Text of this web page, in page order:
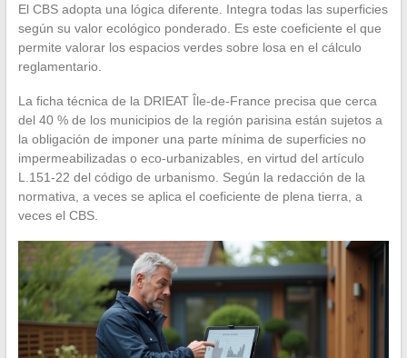
El CBS adopta una lógica diferente. Integra todas las superficies
según su valor ecológico ponderado. Es este coeficiente el que
permite valorar los espacios verdes sobre losa en el cálculo
reglamentario.
La ficha técnica de la DRIEAT Île-de-France precisa que cerca
del 40 % de los municipios de la región parisina están sujetos a
la obligación de imponer una parte mínima de superficies no
impermeabilizadas o eco-urbanizables, en virtud del artículo
L.151-22 del código de urbanismo. Según la redacción de la
normativa, a veces se aplica el coeficiente de plena tierra, a
veces el CBS.